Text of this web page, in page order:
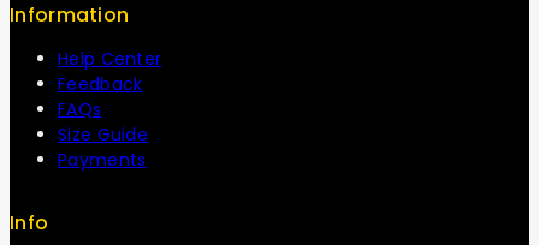
Information
Help Center
Feedback
FAQs
Size Guide
Payments
Info